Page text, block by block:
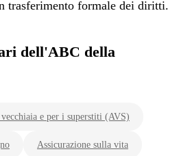
trasferimento formale dei diritti.
dell'ABC della
e per i superstiti (AVS)
Assicurazione sulla vita